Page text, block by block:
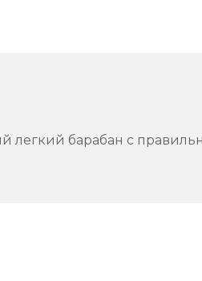
легкий барабан с